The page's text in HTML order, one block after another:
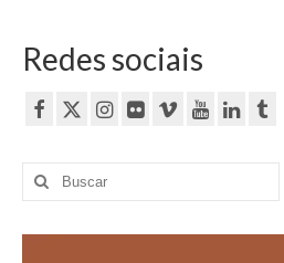
Redes sociais
Buscar
por: